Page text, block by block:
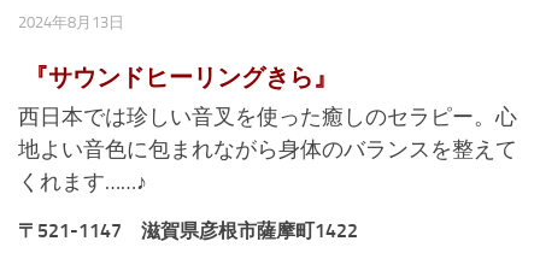
2024年8月13日
『サウンドヒーリングきら』
西日本では珍しい音叉を使った癒しのセラピー。心
地よい音色に包まれながら身体のバランスを整えて
くれます……♪
〒521-1147 滋賀県彦根市薩摩町1422